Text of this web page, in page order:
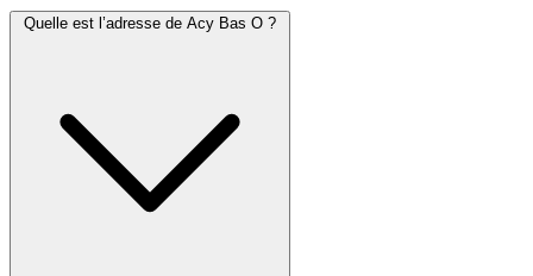
Quelle est l’adresse de Acy Bas O ?